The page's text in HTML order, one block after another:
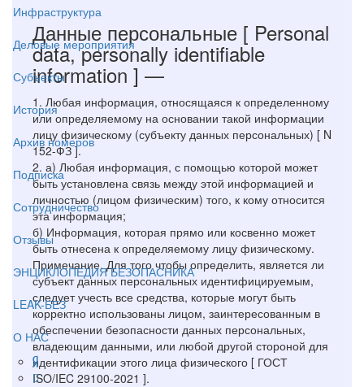
Инфраструктура
Деловые мероприятия
Субъекты
История
Архив номеров
Подписка
Сотрудничество
Отзывы
ЭНЦИКЛОПЕДИЯ БЕЗОПАСНИКА
LEAK-БЕЗ
О НАС
Данные персональные [ Personal
data, personally identifiable
information ] —
1. Любая информация, относящаяся к определенному
или определяемому на основании такой информации
лицу физическому (субъекту данных персональных) [ N
152-ФЗ ].
2. а) Любая информация, с помощью которой может
быть установлена связь между этой информацией и
личностью (лицом физическим) того, к кому относится
эта информация;
б) Информация, которая прямо или косвенно может
быть отнесена к определяемому лицу физическому.
Примечание. Для того чтобы определить, является ли
субъект данных персональных идентифицируемым,
следует учесть все средства, которые могут быть
корректно использованы лицом, заинтересованным в
обеспечении безопасности данных персональных,
владеющим данными, или любой другой стороной для
идентификации этого лица физического [ ГОСТ
ISO/IEC 29100-2021 ].